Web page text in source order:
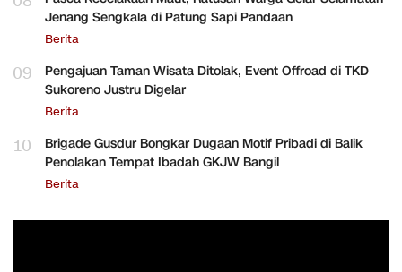
Jenang Sengkala di Patung Sapi Pandaan
Berita
09
Pengajuan Taman Wisata Ditolak, Event Offroad di TKD
Sukoreno Justru Digelar
Berita
10
Brigade Gusdur Bongkar Dugaan Motif Pribadi di Balik
Penolakan Tempat Ibadah GKJW Bangil
Berita